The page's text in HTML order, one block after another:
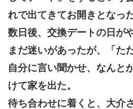
れで出てきてお開きとなった
数日後、交換デートの日が
まだ迷いがあったが、「た
自分に言い聞かせ、なんと
けて家を出た。
待ち合わせに着くと、大介